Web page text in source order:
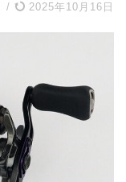
/ 2025年10月16日